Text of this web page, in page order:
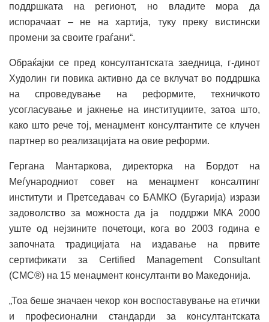
поддршката на регионот, но владите мора да
испорачаат – не на хартија, туку преку вистински
промени за своите граѓани“.
Обраќајки се пред консултантската заедница, г-динот
Худолин ги повика активно да се вклучат во поддршка
на спроведување на реформите, техничкото
усогласување и јакнење на институциите, затоа што,
како што рече тој, менаџмент консултантите се клучен
партнер во реализацијата на овие реформи.
Гергана Мантаркова, директорка на Бордот на
Меѓународниот совет на менаџмент консалтинг
институти и Претседавач со БАМКО (Бугарија) изрази
задоволство за можноста да ја поддржи МКА 2000
уште од нејзините почетоци, кога во 2003 година е
започната традицијата на издавање на првите
сертификати за Certified Management Consultant
(CMC®) на 15 менаџмент консултанти во Македонија.
„Тоа беше значаен чекор кон воспоставување на етички
и професионални стандарди за консултантската